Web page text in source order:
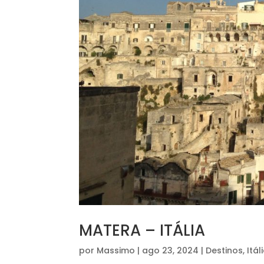
MATERA – ITÁLIA
por Massimo | ago 23, 2024 | Destinos,